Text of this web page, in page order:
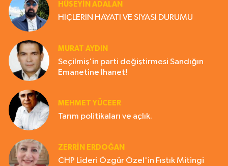
HÜSEYIN ADALAN
HİÇLERİN HAYATI VE SİYASİ DURUMU
MURAT AYDIN
Seçilmiş'in parti değiştirmesi Sandığın
Emanetine İhanet!
MEHMET YÜCEER
Tarım politikaları ve açlık.
ZERRIN ERDOĞAN
CHP Lideri Özgür Özel'in Fıstık Mitingi